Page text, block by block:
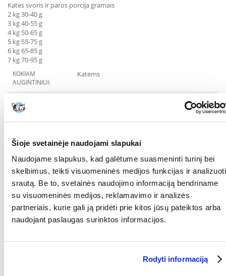
Šioje svetainėje naudojami slapukai
Naudojame slapukus, kad galėtume suasmeninti turinį bei
skelbimus, teikti visuomeninės medijos funkcijas ir analizuoti
srautą. Be to, svetainės naudojimo informaciją bendriname
su visuomeninės medijos, reklamavimo ir analizės
partneriais, kurie gali ją pridėti prie kitos jūsų pateiktos arba
naudojant paslaugas surinktos informacijos.
Rodyti informaciją
Katės svoris ir paros porcija gramais
2 kg 30-40 g
3 kg 40-55 g
4 kg 50-65 g
5 kg 55-75 g
6 kg 65-85 g
7 kg 70-95 g
KOKIAM
AUGINTINIUI:
Katėms
RŪŠIS:
Parametrai
PAKUOTĖS SVORIS
3.26
PREKIŲ LINIJA:
IAMS Cat Adult All Breeds
Ocean Fish
GAMINTOJAS: IAMS
Paskirtis